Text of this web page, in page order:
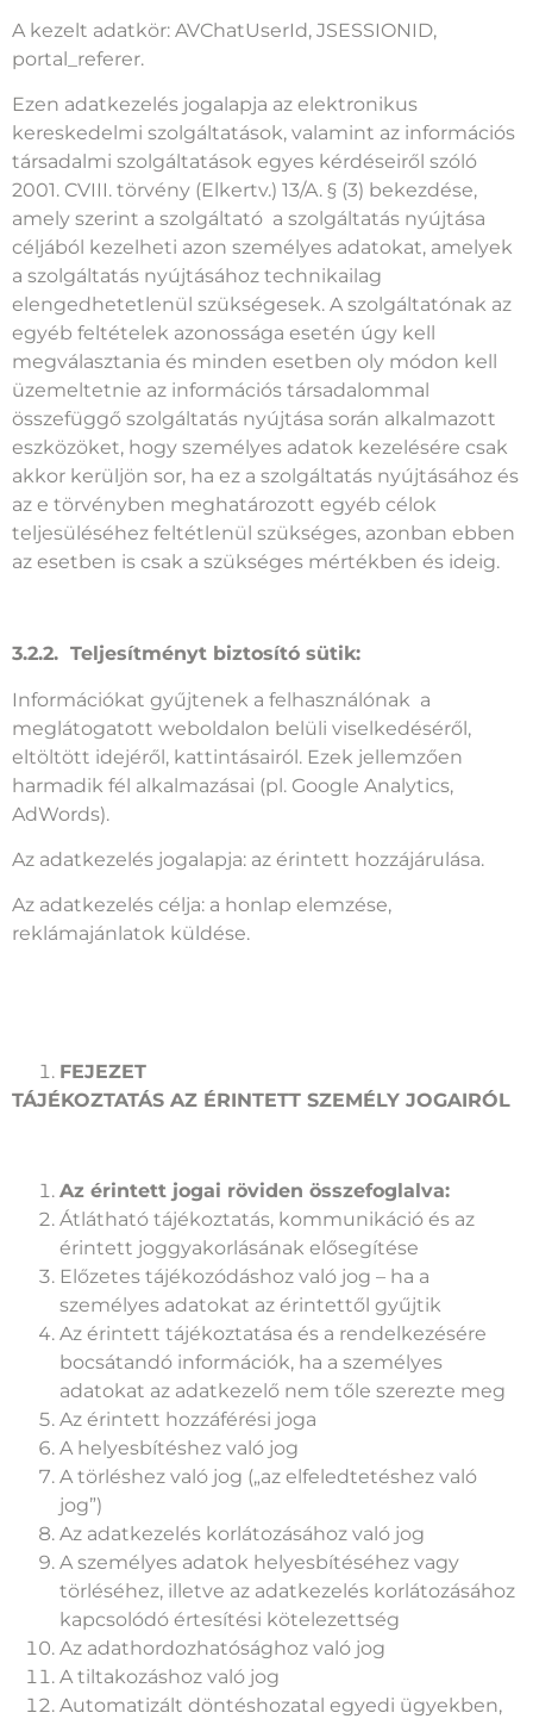
A kezelt adatkör: AVChatUserId, JSESSIONID,
portal_referer.
Ezen adatkezelés jogalapja az elektronikus
kereskedelmi szolgáltatások, valamint az információs
társadalmi szolgáltatások egyes kérdéseiről szóló
2001. CVIII. törvény (Elkertv.) 13/A. § (3) bekezdése,
amely szerint a szolgáltató a szolgáltatás nyújtása
céljából kezelheti azon személyes adatokat, amelyek
a szolgáltatás nyújtásához technikailag
elengedhetetlenül szükségesek. A szolgáltatónak az
egyéb feltételek azonossága esetén úgy kell
megválasztania és minden esetben oly módon kell
üzemeltetnie az információs társadalommal
összefüggő szolgáltatás nyújtása során alkalmazott
eszközöket, hogy személyes adatok kezelésére csak
akkor kerüljön sor, ha ez a szolgáltatás nyújtásához és
az e törvényben meghatározott egyéb célok
teljesüléséhez feltétlenül szükséges, azonban ebben
az esetben is csak a szükséges mértékben és ideig.
3.2.2. Teljesítményt biztosító sütik:
Információkat gyűjtenek a felhasználónak a
meglátogatott weboldalon belüli viselkedéséről,
eltöltött idejéről, kattintásairól. Ezek jellemzően
harmadik fél alkalmazásai (pl. Google Analytics,
AdWords).
Az adatkezelés jogalapja: az érintett hozzájárulása.
Az adatkezelés célja: a honlap elemzése,
reklámajánlatok küldése.
FEJEZET
TÁJÉKOZTATÁS AZ ÉRINTETT SZEMÉLY JOGAIRÓL
Az érintett jogai röviden összefoglalva:
Átlátható tájékoztatás, kommunikáció és az
érintett joggyakorlásának elősegítése
Előzetes tájékozódáshoz való jog – ha a
személyes adatokat az érintettől gyűjtik
Az érintett tájékoztatása és a rendelkezésére
bocsátandó információk, ha a személyes
adatokat az adatkezelő nem tőle szerezte meg
Az érintett hozzáférési joga
A helyesbítéshez való jog
A törléshez való jog („az elfeledtetéshez való
jog”)
Az adatkezelés korlátozásához való jog
A személyes adatok helyesbítéséhez vagy
törléséhez, illetve az adatkezelés korlátozásához
kapcsolódó értesítési kötelezettség
Az adathordozhatósághoz való jog
A tiltakozáshoz való jog
Automatizált döntéshozatal egyedi ügyekben,